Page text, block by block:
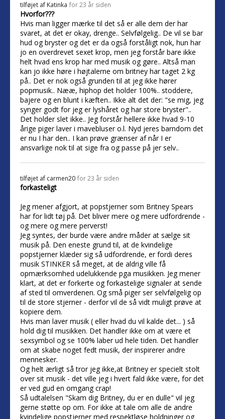
tilføjet af Katinka for 23 år siden
Hvorfor???
Hvis man ligger mærke til det så er alle dem der har
svaret, at det er okay, drenge.. Selvfølgelig.. De vil se bar
hud og bryster og det er da også forståligt nok, hun har
jo en overdrevet sexet krop, men jeg forstår bare ikke
helt hvad ens krop har med musik og gøre.. Altså man
kan jo ikke høre i højtalerne om britney har taget 2 kg
på.. Det er nok også grunden til at jeg ikke hører
popmusik.. Nææ, hiphop det holder 100%.. stoddere,
bajere og en blunt i kæften.. Ikke alt det der: "se mig, jeg
synger godt for jeg er lyshåret og har store bryster"..
Det holder slet ikke.. Jeg forstår hellere ikke hvad 9-10
årige piger laver i mavebluser o.l. Nyd jeres barndom det
er nu I har den.. I kan prøve grænser af når I er
ansvarlige nok til at sige fra og passe på jer selv..
tilføjet af carmen20 for 23 år siden
forkasteligt
Jeg mener afgjort, at popstjerner som Britney Spears
har for lidt tøj på. Det bliver mere og mere udfordrende -
og mere og mere perverst!
Jeg syntes, der burde være andre måder at sælge sit
musik på. Den eneste grund til, at de kvindelige
popstjerner klæder sig så udfordrende, er fordi deres
musik STINKER så meget, at de aldrig ville få
opmærksomhed udelukkende pga musikken. Jeg mener
klart, at det er forkerte og forkastelige signaler at sende
af sted til omverdenen. Og små piger ser selvfølgelig op
til de store stjerner - derfor vil de så vidt muligt prøve at
kopiere dem.
Hvis man laver musik ( eller hvad du vil kalde det... ) så
hold dig til musikken. Det handler ikke om at være et
sexsymbol og se 100% laber ud hele tiden. Det handler
om at skabe noget fedt musik, der inspirerer andre
mennesker.
Og helt ærligt så tror jeg ikke,at Britney er specielt stolt
over sit musik - det ville jeg i hvert fald ikke være, for det
er ved gud en omgang crap!
Så udtalelsen "Skam dig Britney, du er en dulle" vil jeg
gerne støtte op om. For ikke at tale om alle de andre
kvindelige popstjerner med respektløse holdninger og